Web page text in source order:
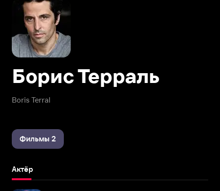
Boris Terral
Борис Терраль
Фильмы 2
Актёр